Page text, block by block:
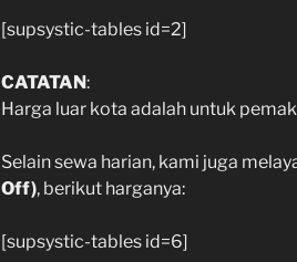
[supsystic-tables id=2]
CATATAN:
Harga luar kota adalah untuk
Selain sewa harian, kami juga
Off), berikut harganya:
[supsystic-tables id=6]